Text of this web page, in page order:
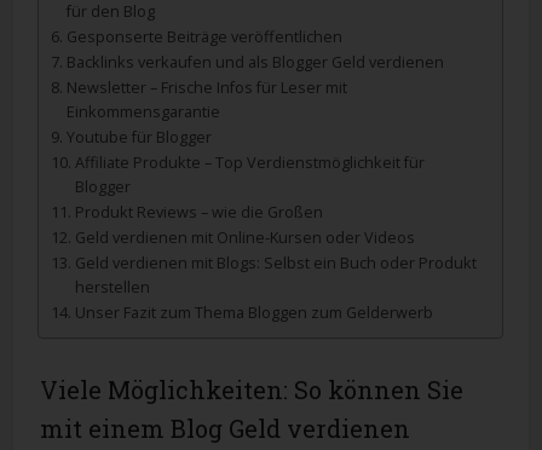
für den Blog
Gesponserte Beiträge veröffentlichen
Backlinks verkaufen und als Blogger Geld verdienen
Newsletter – Frische Infos für Leser mit
Einkommensgarantie
Youtube für Blogger
Affiliate Produkte – Top Verdienstmöglichkeit für
Blogger
Produkt Reviews – wie die Großen
Geld verdienen mit Online-Kursen oder Videos
Geld verdienen mit Blogs: Selbst ein Buch oder Produkt
herstellen
Unser Fazit zum Thema Bloggen zum Gelderwerb
Viele Möglichkeiten: So können Sie
mit einem Blog Geld verdienen